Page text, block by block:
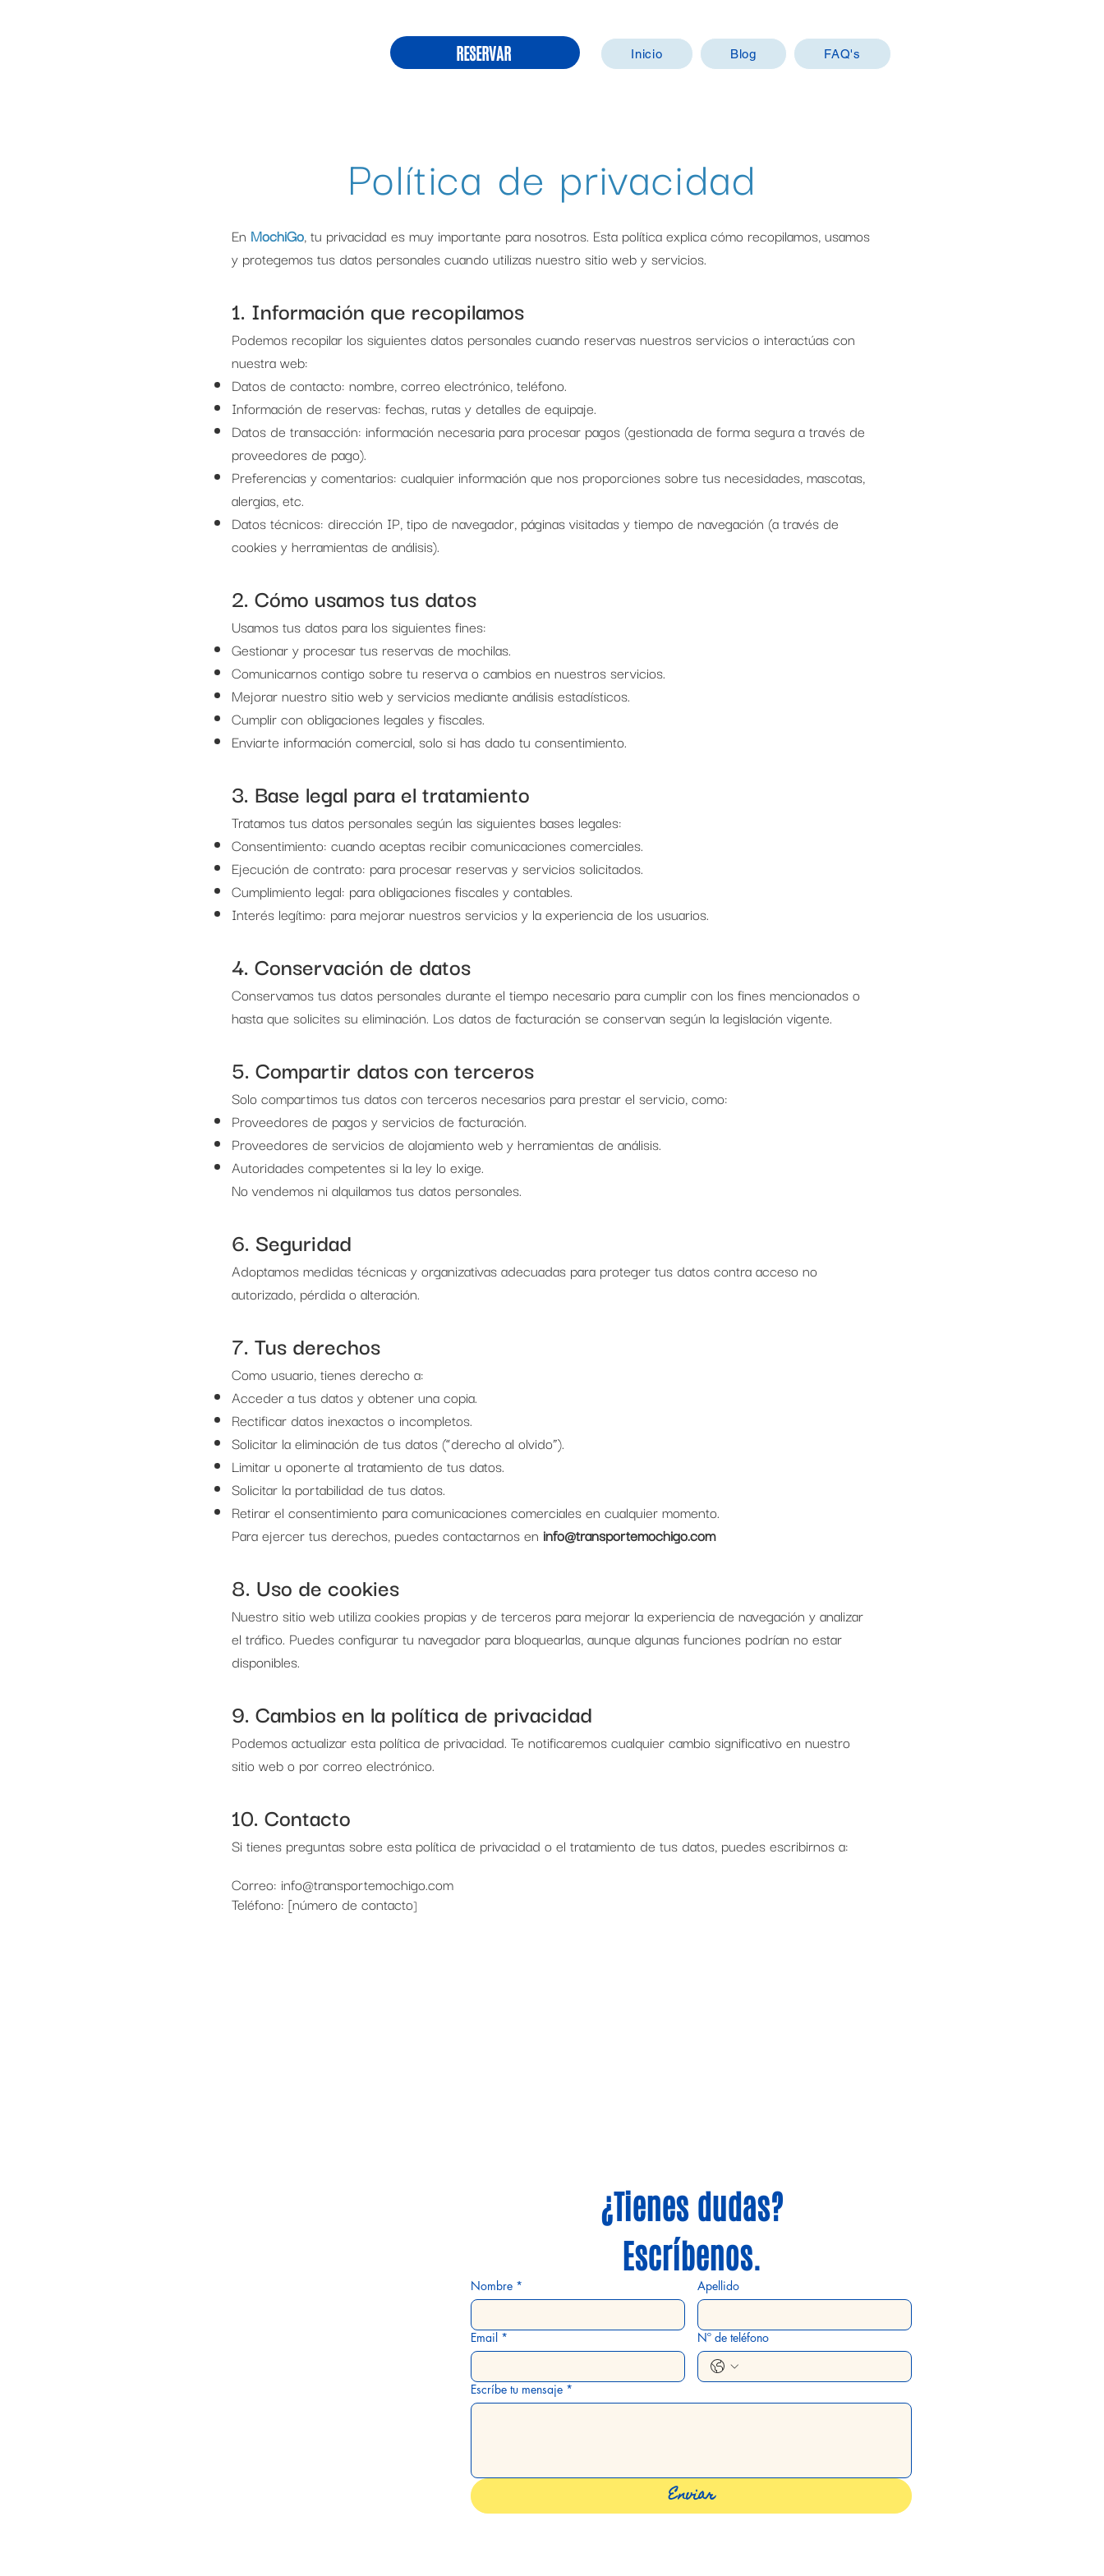
RESERVAR Inicio Blog FAQ's
Política de privacidad
En MochiGo, tu privacidad es muy importante para nosotros. Esta política explica cómo recopilamos, usamos
y protegemos tus datos personales cuando utilizas nuestro sitio web y servicios.
1. Información que recopilamos
Podemos recopilar los siguientes datos personales cuando reservas nuestros servicios o interactúas con
nuestra web:
Datos de contacto: nombre, correo electrónico, teléfono.
Información de reservas: fechas, rutas y detalles de equipaje.
Datos de transacción: información necesaria para procesar pagos (gestionada de forma segura a través de
proveedores de pago).
Preferencias y comentarios: cualquier información que nos proporciones sobre tus necesidades, mascotas,
alergias, etc.
Datos técnicos: dirección IP, tipo de navegador, páginas visitadas y tiempo de navegación (a través de
cookies y herramientas de análisis).
2. Cómo usamos tus datos
Usamos tus datos para los siguientes fines:
Gestionar y procesar tus reservas de mochilas.
Comunicarnos contigo sobre tu reserva o cambios en nuestros servicios.
Mejorar nuestro sitio web y servicios mediante análisis estadísticos.
Cumplir con obligaciones legales y fiscales.
Enviarte información comercial, solo si has dado tu consentimiento.
3. Base legal para el tratamiento
Tratamos tus datos personales según las siguientes bases legales:
Consentimiento: cuando aceptas recibir comunicaciones comerciales.
Ejecución de contrato: para procesar reservas y servicios solicitados.
Cumplimiento legal: para obligaciones fiscales y contables.
Interés legítimo: para mejorar nuestros servicios y la experiencia de los usuarios.
4. Conservación de datos
Conservamos tus datos personales durante el tiempo necesario para cumplir con los fines mencionados o
hasta que solicites su eliminación. Los datos de facturación se conservan según la legislación vigente.
5. Compartir datos con terceros
Solo compartimos tus datos con terceros necesarios para prestar el servicio, como:
Proveedores de pagos y servicios de facturación.
Proveedores de servicios de alojamiento web y herramientas de análisis.
Autoridades competentes si la ley lo exige.
No vendemos ni alquilamos tus datos personales.
6. Seguridad
Adoptamos medidas técnicas y organizativas adecuadas para proteger tus datos contra acceso no
autorizado, pérdida o alteración.
7. Tus derechos
Como usuario, tienes derecho a:
Acceder a tus datos y obtener una copia.
Rectificar datos inexactos o incompletos.
Solicitar la eliminación de tus datos (“derecho al olvido”).
Limitar u oponerte al tratamiento de tus datos.
Solicitar la portabilidad de tus datos.
Retirar el consentimiento para comunicaciones comerciales en cualquier momento.
Para ejercer tus derechos, puedes contactarnos en info@transportemochigo.com
8. Uso de cookies
Nuestro sitio web utiliza cookies propias y de terceros para mejorar la experiencia de navegación y analizar
el tráfico. Puedes configurar tu navegador para bloquearlas, aunque algunas funciones podrían no estar
disponibles.
9. Cambios en la política de privacidad
Podemos actualizar esta política de privacidad. Te notificaremos cualquier cambio significativo en nuestro
sitio web o por correo electrónico.
10. Contacto
Si tienes preguntas sobre esta política de privacidad o el tratamiento de tus datos, puedes escribirnos a:
Correo: info@transportemochigo.com
Teléfono: [número de contacto]
¿Tienes dudas?
Escríbenos.
Nombre * Apellido
Email * Nº de teléfono
Escríbe tu mensaje *
Enviar